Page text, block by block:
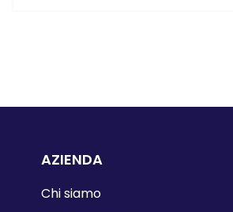
AZIENDA
Chi siamo